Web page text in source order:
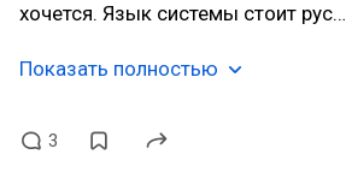
хочется. Язык системы стоит рус…
Показать полностью
3